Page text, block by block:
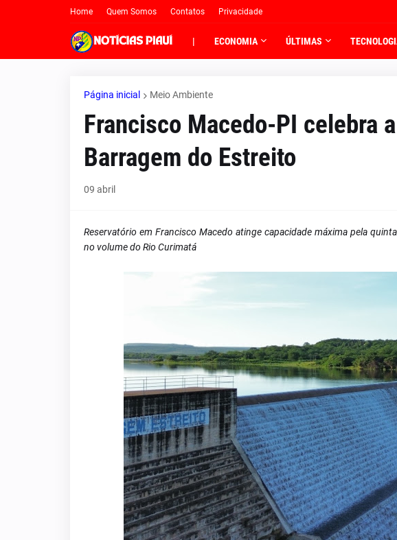
Home Quem Somos Contatos Privacidade
| ECONOMIA ÚLTIMAS
Página inicial Meio Ambiente
Francisco Macedo-PI celebra
Barragem do Estreito
09 abril
Reservatório em Francisco Macedo atinge capacidade máxima pela
no volume do Rio Curimatá